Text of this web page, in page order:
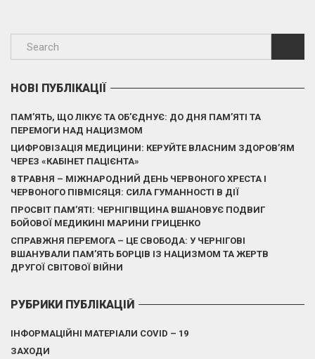
НОВІ ПУБЛІКАЦІЇ
ПАМ’ЯТЬ, ЩО ЛІКУЄ ТА ОБ’ЄДНУЄ: ДО ДНЯ ПАМ’ЯТІ ТА
ПЕРЕМОГИ НАД НАЦИЗМОМ
ЦИФРОВІЗАЦІЯ МЕДИЦИНИ: КЕРУЙТЕ ВЛАСНИМ ЗДОРОВ’ЯМ
ЧЕРЕЗ «КАБІНЕТ ПАЦІЄНТА»
8 ТРАВНЯ – МІЖНАРОДНИЙ ДЕНЬ ЧЕРВОНОГО ХРЕСТА І
ЧЕРВОНОГО ПІВМІСЯЦЯ: СИЛА ГУМАННОСТІ В ДІЇ
ПРОСВІТ ПАМ’ЯТІ: ЧЕРНІГІВЩИНА ВШАНОВУЄ ПОДВИГ
БОЙОВОЇ МЕДИКИНІ МАРИНИ ГРИЦЕНКО
СПРАВЖНЯ ПЕРЕМОГА – ЦЕ СВОБОДА: У ЧЕРНІГОВІ
ВШАНУВАЛИ ПАМ’ЯТЬ БОРЦІВ ІЗ НАЦИЗМОМ ТА ЖЕРТВ
ДРУГОЇ СВІТОВОЇ ВІЙНИ
РУБРИКИ ПУБЛІКАЦІЙ
ІНФОРМАЦІЙНІ МАТЕРІАЛИ COVID – 19
ЗАХОДИ